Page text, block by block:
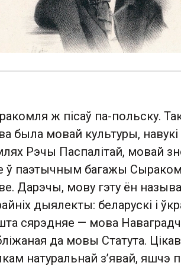
ж пісаў па-польску.
была мовай культуры,
Рэчы Паспалітай, мовай
ў паэтычным багажы
Дарэчы, мову гэту ён
дыялекты: беларускі і
сярэдняе — мова
да мовы Статута.
натуральнай з’явай, яшчэ